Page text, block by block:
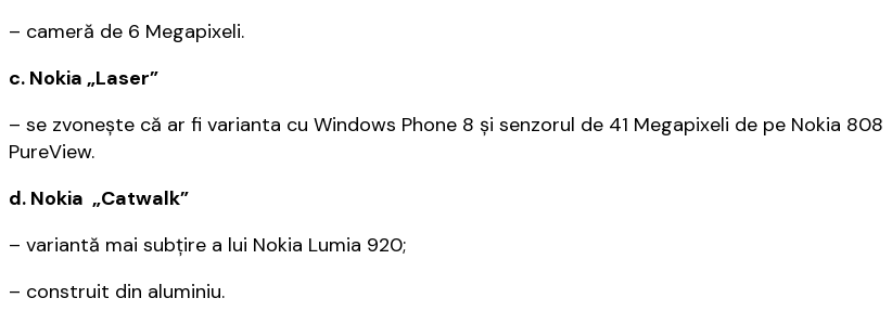
– cameră de 6 Megapixeli.
c. Nokia „Laser”
– se zvonește că ar fi varianta cu Windows Phone 8 și senzorul de 41 Megapixeli de pe Nokia 808
PureView.
d. Nokia „Catwalk”
– variantă mai subțire a lui Nokia Lumia 920;
– construit din aluminiu.